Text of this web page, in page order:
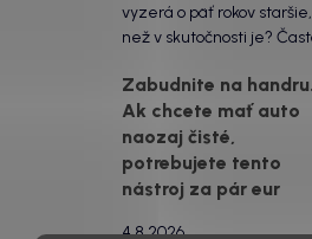
vyzerá o päť rokov staršie,
než v skutočnosti je?
svetlomety. Ten mliečny,
drsný povrch nie je len
estetická vada. Keď slnko a
urobia svoje, plexisklo
svetlo rozptyľovať
Zabudnite na handru.
Ak chcete mať auto
naozaj čisté,
potrebujete tento
nástroj za pár eur
4.8.2026